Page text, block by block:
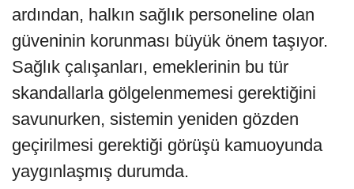
ardından, halkın sağlık personeline olan
güveninin korunması büyük önem taşıyor.
Sağlık çalışanları, emeklerinin bu tür
skandallarla gölgelenmemesi gerektiğini
savunurken, sistemin yeniden gözden
geçirilmesi gerektiği görüşü kamuoyunda
yaygınlaşmış durumda.